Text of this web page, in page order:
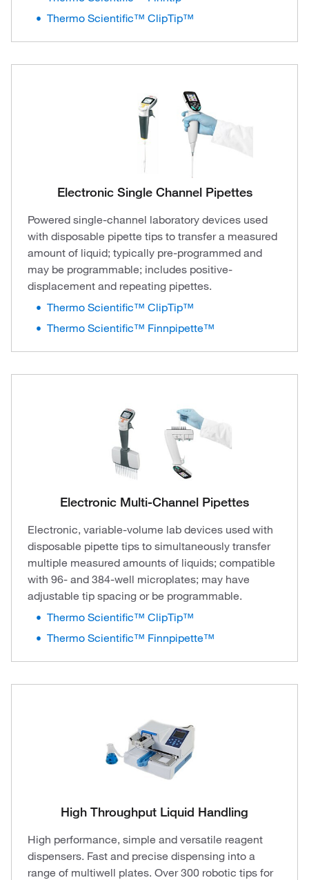
Thermo Scientific™ ClipTip™
Electronic Single Channel Pipettes
Powered single-channel laboratory devices used
with disposable pipette tips to transfer a measured
amount of liquid; typically pre-programmed and
may be programmable; includes positive-
displacement and repeating pipettes.
Thermo Scientific™ ClipTip™
Thermo Scientific™ Finnpipette™
Electronic Multi-Channel Pipettes
Electronic, variable-volume lab devices used with
disposable pipette tips to simultaneously transfer
multiple measured amounts of liquids; compatible
with 96- and 384-well microplates; may have
adjustable tip spacing or be programmable.
Thermo Scientific™ ClipTip™
Thermo Scientific™ Finnpipette™
High Throughput Liquid Handling
High performance, simple and versatile reagent
dispensers. Fast and precise dispensing into a
range of multiwell plates. Over 300 robotic tips for